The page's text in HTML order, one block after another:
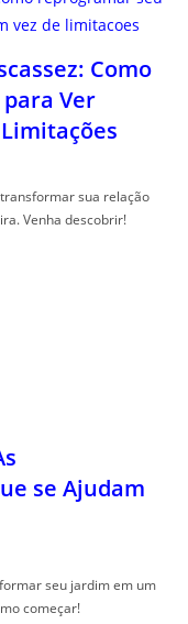
Como
Ver
sua relação
Venha descobrir!
se Ajudam
seu jardim em um
começar!